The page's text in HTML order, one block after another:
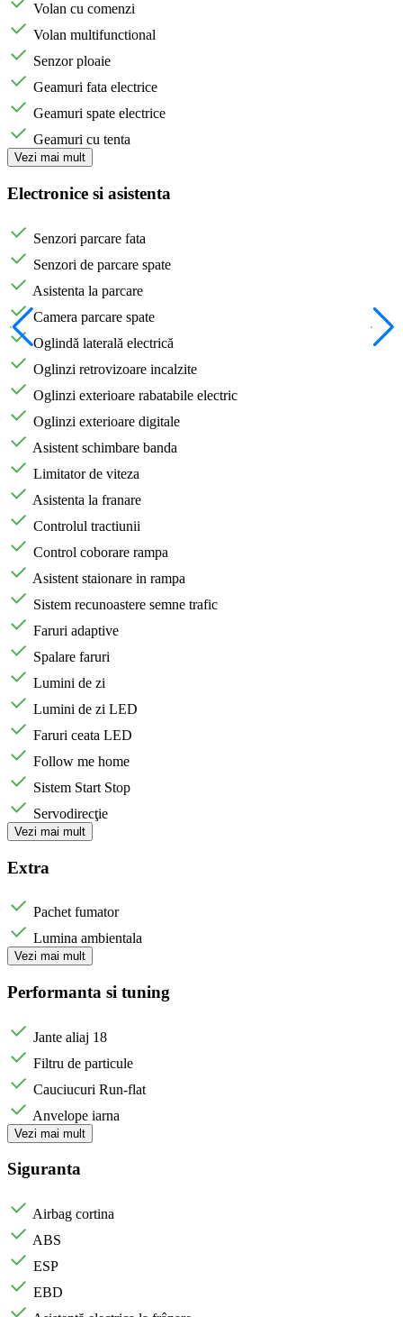
Volan cu comenzi
Volan multifunctional
Senzor ploaie
Geamuri fata electrice
Geamuri spate electrice
Geamuri cu tenta
Vezi mai mult
Electronice si asistenta
Senzori parcare fata
Senzori de parcare spate
Asistenta la parcare
Camera parcare spate
Oglindă laterală electrică
Oglinzi retrovizoare incalzite
Oglinzi exterioare rabatabile electric
Oglinzi exterioare digitale
Asistent schimbare banda
Limitator de viteza
Asistenta la franare
Controlul tractiunii
Control coborare rampa
Asistent staionare in rampa
Sistem recunoastere semne trafic
Faruri adaptive
Spalare faruri
Lumini de zi
Lumini de zi LED
Faruri ceata LED
Follow me home
Sistem Start Stop
Servodirecţie
Vezi mai mult
Extra
Pachet fumator
Lumina ambientala
Vezi mai mult
Performanta si tuning
Jante aliaj 18
Filtru de particule
Cauciucuri Run-flat
Anvelope iarna
Vezi mai mult
Siguranta
Airbag cortina
ABS
ESP
EBD